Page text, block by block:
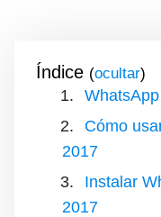
Índice ( )
Cómo
2017
Instalar
2017